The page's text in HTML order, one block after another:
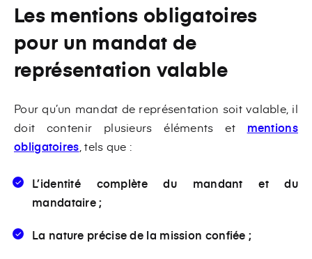
Les mentions obligatoires
pour un mandat de
représentation valable
Pour qu’un mandat de représentation soit valable, il
doit contenir plusieurs éléments et mentions
obligatoires , tels que :
L’identité complète du mandant et du
mandataire ;
La nature précise de la mission confiée ;